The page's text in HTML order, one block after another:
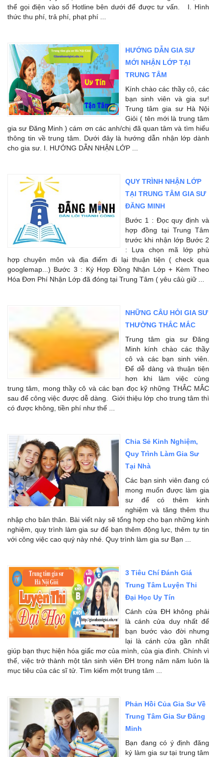
thể gọi điện vào số Hotline bên dưới để được tư vấn. I. Hình
thức thu phí, trả phí, phạt phí ...
HƯỚNG DẪN GIA SƯ
MỚI NHẬN LỚP TẠI
TRUNG TÂM
Kính chào các thầy cô, các
bạn sinh viên và gia sư!
Trung tâm gia sư Hà Nội
Giỏi ( tên mới là trung tâm
gia sư Đăng Minh ) cám ơn các anh/chị đã quan tâm và tìm hiểu
thông tin về trung tâm. Dưới đây là hướng dẫn nhận lớp dành
cho gia sư. I. HƯỚNG DẪN NHẬN LỚP ...
QUY TRÌNH NHẬN LỚP
TẠI TRUNG TÂM GIA SƯ
ĐĂNG MINH
Bước 1 : Đọc quy định và
hợp đồng tại Trung Tâm
trước khi nhận lớp Bước 2
: Lựa chọn mã lớp phù
hợp chuyên môn và địa điểm đi lại thuận tiện ( check qua
googlemap...) Bước 3 : Ký Hợp Đồng Nhận Lớp + Kèm Theo
Hóa Đơn Phí Nhận Lớp đã đóng tại Trung Tâm ( yêu câù giữ ...
NHỮNG CÂU HỎI GIA SƯ
THƯỜNG THẮC MẮC
Trung tâm gia sư Đăng
Minh kính chào các thầy
cô và các bạn sinh viên.
Để dễ dàng và thuận tiện
hơn khi làm việc cùng
trung tâm, mong thầy cô và các bạn đọc kỹ những THẮC MẮC
sau để công việc được dễ dàng. Giới thiệu lớp cho trung tâm thì
có được không, tiền phí như thế ...
Chia Sẻ Kinh Nghiệm,
Quy Trình Làm Gia Sư
Tại Nhà
Các bạn sinh viên đang có
mong muốn được làm gia
sư để có thêm kinh
nghiệm và tăng thêm thu
nhập cho bản thân. Bài viết này sẽ tổng hợp cho bạn những kinh
nghiệm, quy trình làm gia sư để bạn thêm động lực, thêm tự tin
với công việc cao quý này nhé. Quy trình làm gia sư Bạn ...
3 Tiêu Chí Đánh Giá
Trung Tâm Luyện Thi
Đại Học Uy Tín
Cánh cửa ĐH không phải
là cánh cửa duy nhất để
bạn bước vào đời nhưng
lại là cánh cửa gần nhất
giúp bạn thực hiện hóa giấc mơ của mình, của gia đình. Chính vì
thế, việc trở thành một tân sinh viên ĐH trong năm năm luôn là
mục tiêu của các sĩ tử. Tìm kiếm một trung tâm ...
Phản Hồi Của Gia Sư Về
Trung Tâm Gia Sư Đăng
Minh
Bạn đang có ý định đăng
ký làm gia sư tại trung tâm